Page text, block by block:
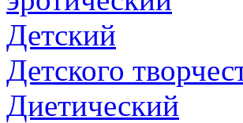
Детский
Детского
Диетический